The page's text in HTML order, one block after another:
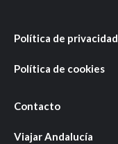
Política de privacidad
Política de cookies
Contacto
Viajar Andalucía